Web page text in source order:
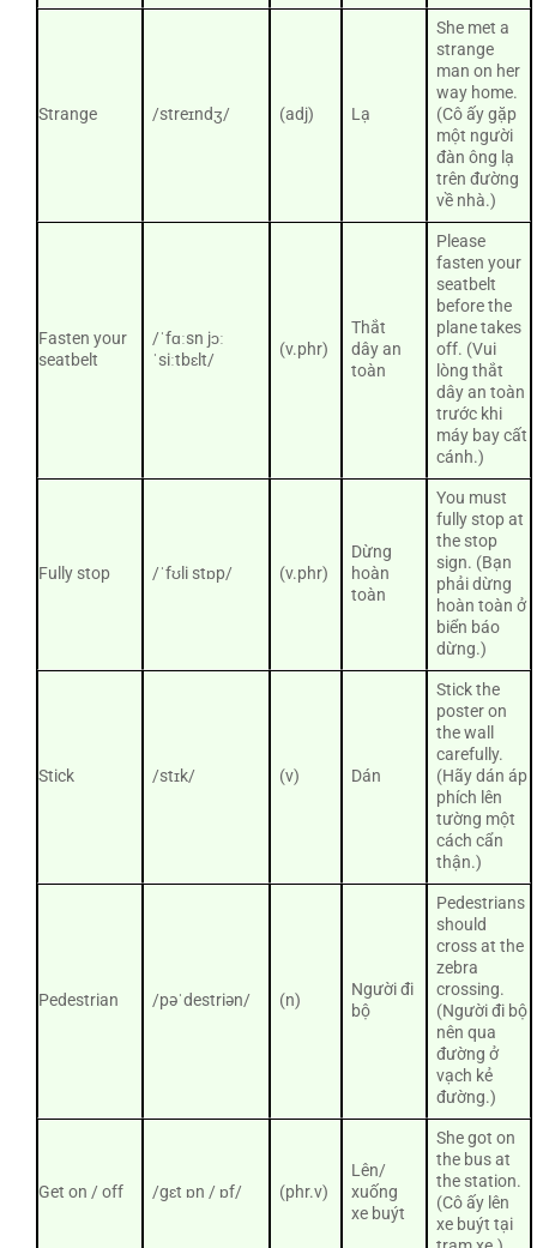
Strange /streɪndʒ/ (adj) Lạ
She met a
strange
man on her
way home.
(Cô ấy gặp
một người
đàn ông lạ
trên đường
về nhà.)
Fasten your
seatbelt
/ˈfɑːsn jɔː
ˈsiːtbɛlt/
(v.phr)
Thắt
dây an
toàn
Please
fasten your
seatbelt
before the
plane takes
off. (Vui
lòng thắt
dây an toàn
trước khi
máy bay cất
cánh.)
Fully stop /ˈfʊli stɒp/ (v.phr)
Dừng
hoàn
toàn
You must
fully stop at
the stop
sign. (Bạn
phải dừng
hoàn toàn ở
biển báo
dừng.)
Stick /stɪk/ (v) Dán
Stick the
poster on
the wall
carefully.
(Hãy dán áp
phích lên
tường một
cách cẩn
thận.)
Pedestrian /pəˈdestriən/ (n)
Người đi
bộ
Pedestrians
should
cross at the
zebra
crossing.
(Người đi bộ
nên qua
đường ở
vạch kẻ
đường.)
Get on / off /gɛt ɒn / ɒf/ (phr.v)
Lên/
xuống
xe buýt
She got on
the bus at
the station.
(Cô ấy lên
xe buýt tại